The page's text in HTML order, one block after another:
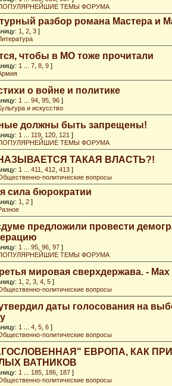
ТЕМЫ ФОРУМА
разбор романа Мастера и
1 2 3 ]
чтобы в МО тоже прочитали
1 7 8 9 ]
о войне и политике
1 94 95 96 ]
и искусство
должны быть запрещены!
1 119 120 121 ]
ТЕМЫ ФОРУМА
ТАКАЯ ВЛАСТЬ?!
1 411 412 413 ]
политические вопросы
сила бюрократии
1 2 ]
предложили провести
1 95 96 97 ]
ТЕМЫ ФОРУМА
мировая сверхдержава. - Max
1 2 3 4 5 ]
политические вопросы
даты голосования на
1 4 5 6 ]
политические вопросы
ЕВРОПА, КАК
ВАТНИКОВ
1 185 186 187 ]
политические вопросы